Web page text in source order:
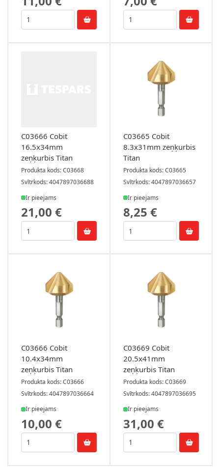
C03666 Cobit
16.5x34mm
zeņķurbis Titan
Produkta kods: C03668
Svītrkods: 4047897036688
Ir pieejams
21,00 €
C03665 Cobit
8.3x31mm zeņķurbis
Titan
Produkta kods: C03665
Svītrkods: 4047897036657
Ir pieejams
8,25 €
C03666 Cobit
10.4x34mm
zeņķurbis Titan
Produkta kods: C03666
Svītrkods: 4047897036664
Ir pieejams
10,00 €
C03669 Cobit
20.5x41mm
zeņķurbis Titan
Produkta kods: C03669
Svītrkods: 4047897036695
Ir pieejams
31,00 €